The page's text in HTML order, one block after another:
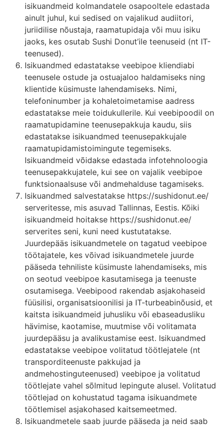
isikuandmeid kolmandatele osapooltele edastada
ainult juhul, kui sedised on vajalikud audiitori,
juriidilise nõustaja, raamatupidaja või muu isiku
jaoks, kes osutab Sushi Donut’ile teenuseid (nt IT-
teenused).
Isikuandmed edastatakse veebipoe kliendiabi
teenusele ostude ja ostuajaloo haldamiseks ning
klientide küsimuste lahendamiseks. Nimi,
telefoninumber ja kohaletoimetamise aadress
edastatakse meie toidukullerile. Kui veebipoodil on
raamatupidamine teenusepakkuja kaudu, siis
edastatakse isikuandmed teenusepakkujale
raamatupidamistoimingute tegemiseks.
Isikuandmeid võidakse edastada infotehnoloogia
teenusepakkujatele, kui see on vajalik veebipoe
funktsionaalsuse või andmehalduse tagamiseks.
Isikuandmed salvestatakse https://sushidonut.ee/
serveritesse, mis asuvad Tallinnas, Eestis. Kõiki
isikuandmeid hoitakse https://sushidonut.ee/
serverites seni, kuni need kustutatakse.
Juurdepääs isikuandmetele on tagatud veebipoe
töötajatele, kes võivad isikuandmetele juurde
pääseda tehniliste küsimuste lahendamiseks, mis
on seotud veebipoe kasutamisega ja teenuste
osutamisega. Veebipood rakendab asjakohaseid
füüsilisi, organisatsioonilisi ja IT-turbeabinõusid, et
kaitsta isikuandmeid juhusliku või ebaseadusliku
hävimise, kaotamise, muutmise või volitamata
juurdepääsu ja avalikustamise eest. Isikuandmed
edastatakse veebipoe volitatud töötlejatele (nt
transporditeenuste pakkujad ja
andmehostinguteenused) veebipoe ja volitatud
töötlejate vahel sõlmitud lepingute alusel. Volitatud
töötlejad on kohustatud tagama isikuandmete
töötlemisel asjakohased kaitsemeetmed.
Isikuandmetele saab juurde pääseda ja neid saab